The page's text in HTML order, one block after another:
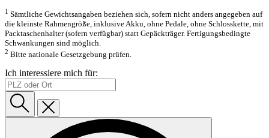
1 Sämtliche Gewichtsangaben beziehen sich, sofern nicht anders angegeben auf
die kleinste Rahmengröße, inklusive Akku, ohne Pedale, ohne Schlosskette, mit
Packtaschenhalter (sofern verfügbar) statt Gepäckträger. Fertigungsbedingte
Schwankungen sind möglich.
2 Bitte nationale Gesetzgebung prüfen.
Ich interessiere mich für: